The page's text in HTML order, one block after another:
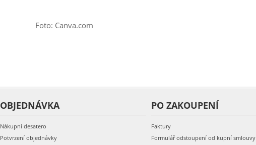
Foto: Canva.com
OBJEDNÁVKA
Nákupní desatero
Potvrzení objednávky
PO ZAKOUPENÍ
Faktury
Formulář odstoupení od kupní smlouvy